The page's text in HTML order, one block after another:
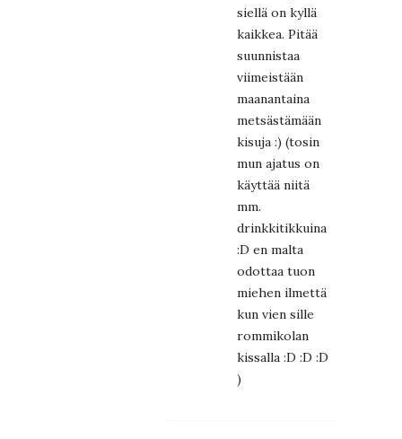
siellä on kyllä
kaikkea. Pitää
suunnistaa
viimeistään
maanantaina
metsästämään
kisuja :) (tosin
mun ajatus on
käyttää niitä
mm.
drinkkitikkuina
:D en malta
odottaa tuon
miehen ilmettä
kun vien sille
rommikolan
kissalla :D :D :D
)